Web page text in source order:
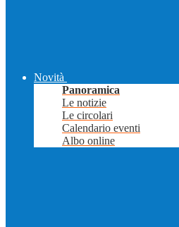
Novità
Panoramica
Le notizie
Le circolari
Calendario eventi
Albo online